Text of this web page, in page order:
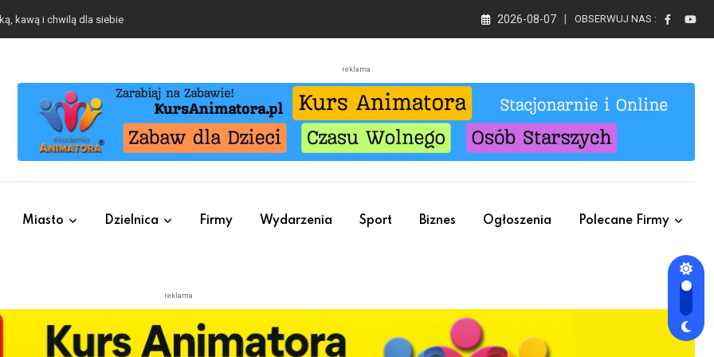
kawą i chwilą dla siebie 2026-08-07 OBSERWUJ NAS :
reklama
Miasto Dzielnica Firmy Wydarzenia Sport Biznes Ogłoszenia Polecane Firmy
reklama